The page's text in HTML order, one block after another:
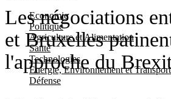
Economie
Politique
Agriculture et Alimentation
Santé
Technologies
Energie, Environnement et Transport
Défense
Les négociations
et Bruxelles
l'approche du